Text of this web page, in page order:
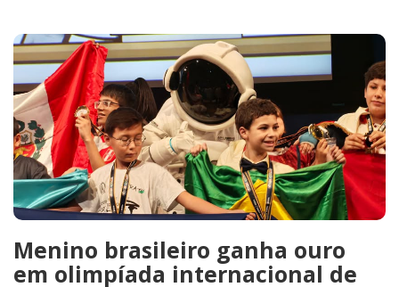
Menino brasileiro ganha ouro
em olimpíada internacional de